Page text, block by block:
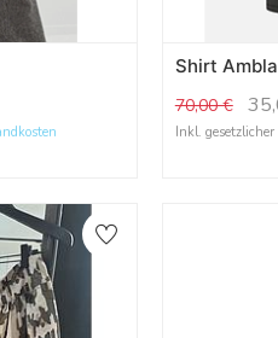
Shirt
70,00€
Inkl.